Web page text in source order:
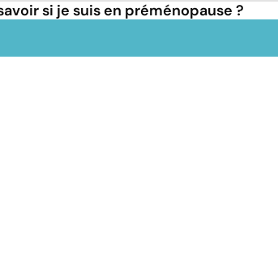
si je suis en préménopause ?